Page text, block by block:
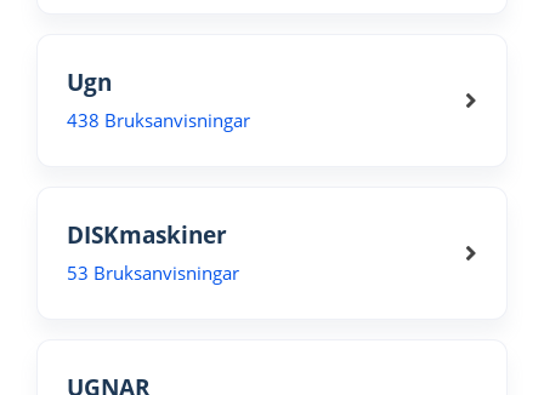
Ugn
438 Bruksanvisningar
DISKmaskiner
53 Bruksanvisningar
UGNAR